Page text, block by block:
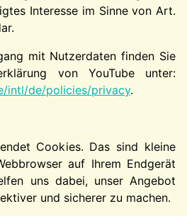
Interesse im Sinne von Art.
mit Nutzerdaten finden Sie
von YouTube unter:
intl/de/policies/privacy.
Cookies. Das sind kleine
auf Ihrem Endgerät
uns dabei, unser Angebot
und sicherer zu machen.